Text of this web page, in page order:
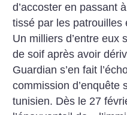
d’accoster en passant
tissé par les patrouilles
Un milliers d’entre eux
de soif après avoir
Guardian s’en fait
commission d’enquête
tunisien. Dès le 27